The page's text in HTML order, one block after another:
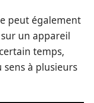
peut également
un appareil
temps,
à plusieurs